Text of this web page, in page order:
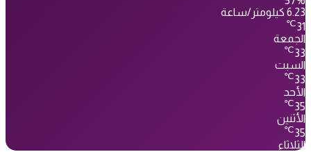
6.23 كيلومتر/ساعة
31
℃
الجمعة
33
℃
السبت
33
℃
الأحد
35
℃
الأثنين
35
℃
الثلاثاء